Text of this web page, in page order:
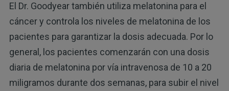
El Dr. Goodyear también utiliza melatonina para el
cáncer y controla los niveles de melatonina de los
pacientes para garantizar la dosis adecuada. Por lo
general, los pacientes comenzarán con una dosis
diaria de melatonina por vía intravenosa de 10 a 20
miligramos durante dos semanas, para subir el nivel